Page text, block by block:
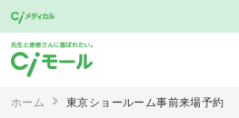
ホーム 東京ショールーム事前来場予約